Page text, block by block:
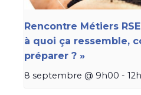
Rencontre Métiers
à quoi ça ressemble,
préparer ? »
8 septembre @ 9h00 -